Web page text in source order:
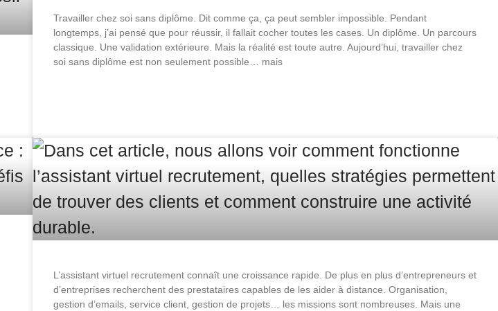
Travailler chez soi sans diplôme. Dit comme ça, ça peut sembler impossible. Pendant
longtemps, j’ai pensé que pour réussir, il fallait cocher toutes les cases. Un diplôme. Un parcours
classique. Une validation extérieure. Mais la réalité est toute autre. Aujourd’hui, travailler chez
soi sans diplôme est non seulement possible… mais
L’assistant virtuel recrutement connaît une croissance rapide. De plus en plus d’entrepreneurs et
d’entreprises recherchent des prestataires capables de les aider à distance. Organisation,
gestion d’emails, service client, gestion de projets… les missions sont nombreuses. Mais une